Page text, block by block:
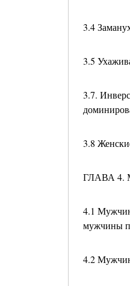
3.4
3.5
3.7.
3.8
ГЛАВА 4.
4.1
мужчины
4.2